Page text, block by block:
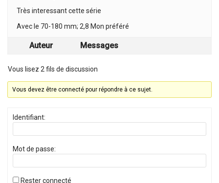
Très interessant cette série
Avec le 70-180 mm; 2,8 Mon préféré
Auteur Messages
Vous lisez 2 fils de discussion
Vous devez être connecté pour répondre à ce sujet.
Identifiant:
Mot de passe:
Rester connecté